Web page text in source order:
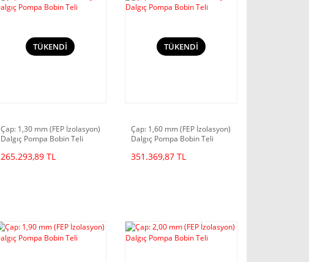
TÜKENDİ
Çap: 1,30 mm (FEP İzolasyon)
Dalgıç Pompa Bobin Teli
265.293,89 TL
TÜKENDİ
Çap: 1,60 mm (FEP İzolasyon)
Dalgıç Pompa Bobin Teli
351.369,87 TL